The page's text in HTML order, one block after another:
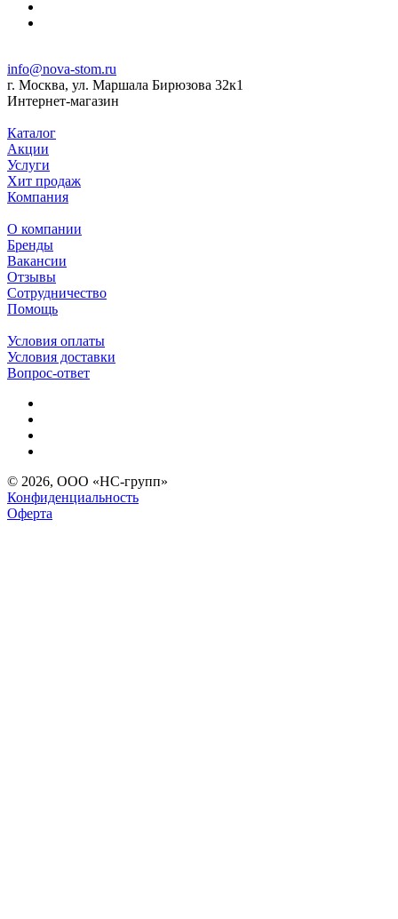
info@nova-stom.ru
г. Москва, ул. Маршала Бирюзова 32к1
Интернет-магазин
Каталог
Акции
Услуги
Хит продаж
Компания
О компании
Бренды
Вакансии
Отзывы
Сотрудничество
Помощь
Условия оплаты
Условия доставки
Вопрос-ответ
© 2026, ООО «НС-групп»
Конфиденциальность
Оферта